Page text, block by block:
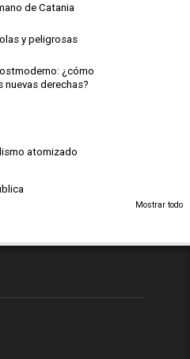
de Catania
y peligrosas
¿cómo
nuevas derechas?
atomizado
Mostrar todo